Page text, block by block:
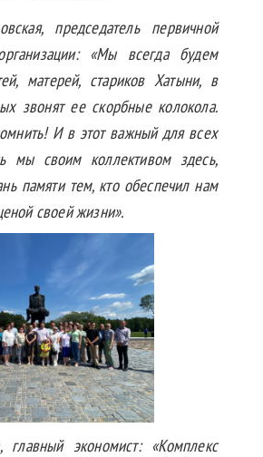
председатель первичной
«Мы всегда будем
матерей, стариков Хатыни, в
звонят ее скорбные колокола.
И в этот важный для всех
мы своим коллективом здесь,
памяти тем, кто обеспечил нам
своей жизни».
главный экономист: «Комплекс